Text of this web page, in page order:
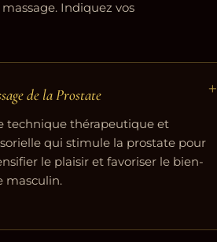
Indiquez vos
+
de la Prostate
technique thérapeutique et
qui stimule la prostate pour
le plaisir et favoriser le bien-
masculin.